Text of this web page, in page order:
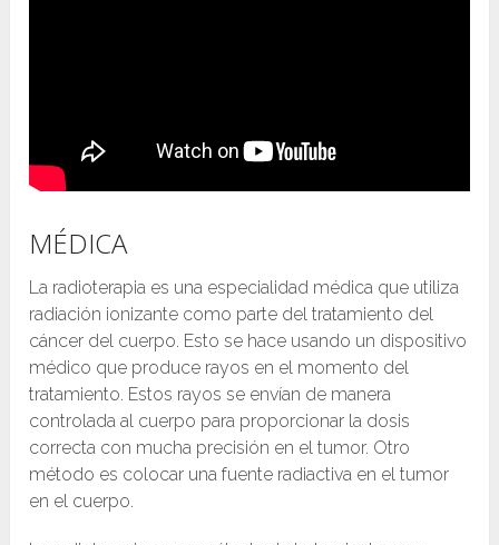
MÉDICA
La radioterapia es una especialidad médica que utiliza
radiación ionizante como parte del tratamiento del
cáncer del cuerpo. Esto se hace usando un dispositivo
médico que produce rayos en el momento del
tratamiento. Estos rayos se envían de manera
controlada al cuerpo para proporcionar la dosis
correcta con mucha precisión en el tumor. Otro
método es colocar una fuente radiactiva en el tumor
en el cuerpo.